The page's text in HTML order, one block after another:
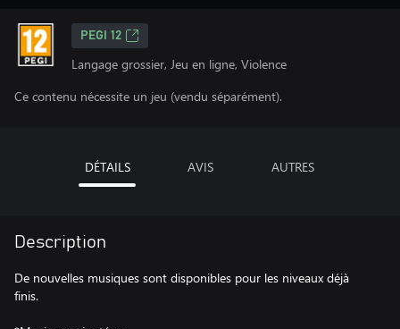
PEGI 12
Langage grossier, Jeu en ligne, Violence
Ce contenu nécessite un jeu (vendu séparément).
DÉTAILS AVIS AUTRES
Description
De nouvelles musiques sont disponibles pour les niveaux déjà
finis.